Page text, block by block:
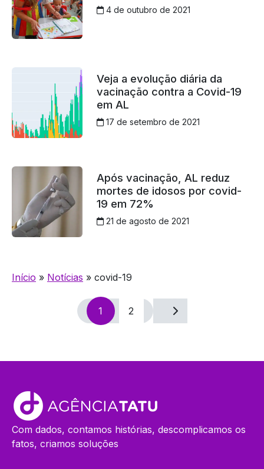
4 de outubro de 2021
Veja a evolução diária da
vacinação contra a Covid-19
em AL
17 de setembro de 2021
Após vacinação, AL reduz
mortes de idosos por covid-
19 em 72%
21 de agosto de 2021
Início » Notícias » covid-19
Navegação 1 2
Com dados, contamos histórias, descomplicamos os
fatos, criamos soluções